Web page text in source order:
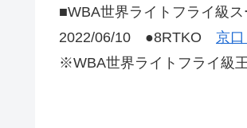
■WBA世界ライトフライ級
2022/06/10 ●8RTKO 京
※WBA世界ライトフライ級